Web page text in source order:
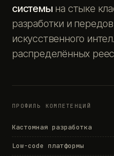
системы на стыке
разработки и
искусственного
распределённых
ПРОФИЛЬ КОМПЕТЕНЦИЙ
Кастомная разработка
Low-code платформы